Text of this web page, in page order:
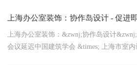
上海办公室装饰：&zwnj;协作岛设计
会议延迟中国建筑学会 &times; 上海市室内